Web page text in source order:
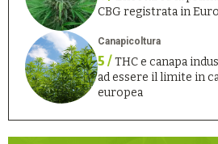
CBG registrata in
Canapicoltura
5 /THC e canapa
ad essere il limite in
europea